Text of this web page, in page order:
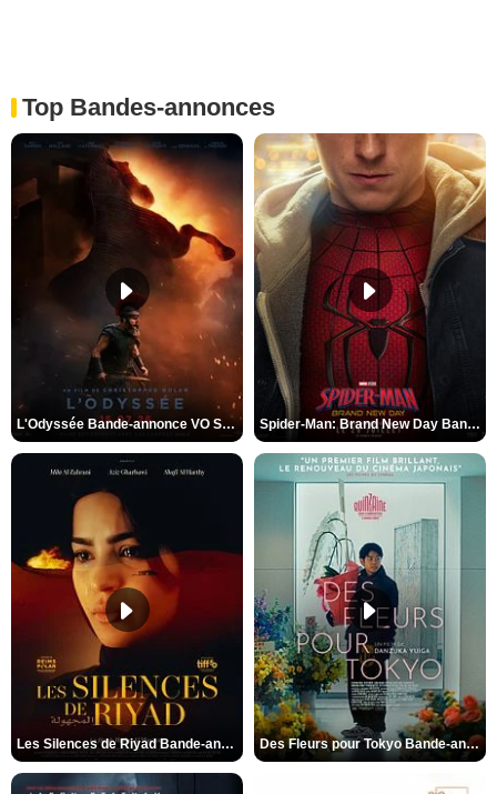
Top Bandes-annonces
L'Odyssée Bande-annonce VO STFR Spider-Man: Brand New Day Bande-annonce VO STFR
Les Silences de Riyad Bande-annonce VO STFR Des Fleurs pour Tokyo Bande-annonce VO STFR